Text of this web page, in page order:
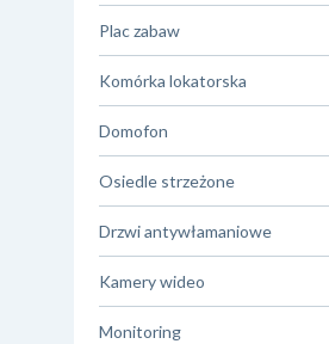
Plac zabaw
Komórka lokatorska
Domofon
Osiedle strzeżone
Drzwi antywłamaniowe
Kamery wideo
Monitoring